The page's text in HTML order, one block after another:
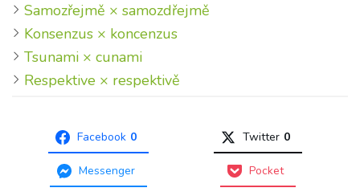
Samozřejmě × samozdřejmě
Konsenzus × koncenzus
Tsunami × cunami
Respektive × respektivě
Facebook 0 Twitter 0
Messenger Pocket